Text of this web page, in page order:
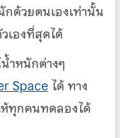
ด้วยตนเองเท่านั้น
เองที่สุดได้
ำหนักต่างๆ
Spaceได้ ทาง
ทุกคนทดลองได้